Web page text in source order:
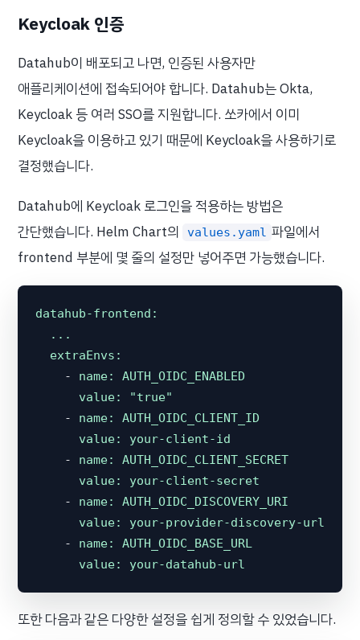
Keycloak 인증
Datahub이 배포되고 나면, 인증된 사용자만
애플리케이션에 접속되어야 합니다. Datahub는 Okta,
Keycloak 등 여러 SSO를 지원합니다. 쏘카에서 이미
Keycloak을 이용하고 있기 때문에 Keycloak을 사용하기로
결정했습니다.
Datahub에 Keycloak 로그인을 적용하는 방법은
간단했습니다. Helm Chart의
values.yaml 파일에서
frontend 부분에 몇 줄의 설정만 넣어주면 가능했습니다.
datahub-frontend:
...
extraEnvs:
-
name:
AUTH_OIDC_ENABLED
value:
"true"
-
name:
AUTH_OIDC_CLIENT_ID
value:
your-client-id
-
name:
AUTH_OIDC_CLIENT_SECRET
value:
your-client-secret
-
name:
AUTH_OIDC_DISCOVERY_URI
value:
your-provider-discovery-url
-
name:
AUTH_OIDC_BASE_URL
value:
your-datahub-url
또한 다음과 같은 다양한 설정을 쉽게 정의할 수 있었습니다.